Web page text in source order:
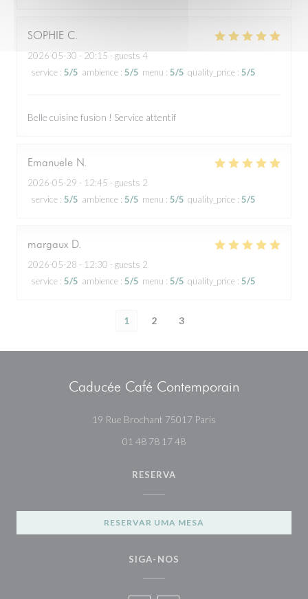
SOPHIE C
2026-05-30 - 20:15 - guests 4
service : 5/5 ambience : 5/5 menu : 5/5 quality_price : 5/5
Belle cuisine fusion ! Service attentif
Emanuele N
2026-05-29 - 12:45 - guests 2
service : 5/5 ambience : 5/5 menu : 5/5 quality_price : 5/5
margaux D
2026-05-28 - 12:30 - guests 2
service : 5/5 ambience : 5/5 menu : 5/5 quality_price : 5/5
1 2 3
Caducée Café Contemporain
19 Rue Brochant 75017 Paris
01 48 78 17 48
RESERVA
RESERVAR UMA MESA
SIGA-NOS